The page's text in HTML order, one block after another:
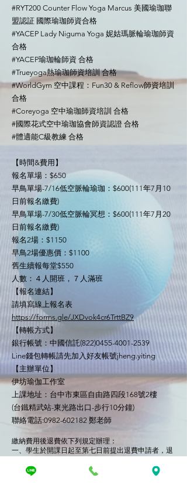
#RYT200 Counter Flow Yoga Marcus 美國瑜珈聯
盟認証 國際瑜珈師資合格
#YACEP Lady Niguma Yoga 妮姑瑪脈輪瑜珈師資
合格
#YACEP瑜珈輪師資 合格
#Trueyoga熱瑜珈師資培訓 合格
#WorldGym 空中課程：Fun30 & Reflow師資培訓
合格
#Coreyoga 空中瑜珈師資培訓 合格
#國際花式空中瑜珈協會師資認證 合格
#體適能C級教練 合格
【時間&費用】
報名單場：$650
早鳥單場-7/16低空脈輪瑜珈：$600(111年7月10
日前報名繳費)
早鳥單場-7/30低空脈輪冥想：$600(111年7月20
日前報名繳費)
報名2場：$1150
早鳥2場優惠價：$1100
舊生續報每堂$550
人數：４人開班，７人滿班
【報名連結】
請填寫線上報名表
https://forms.gle/JXDvok4cr6TrttBZ9
【轉帳方式】
銀行帳號：中國信託(822)0455-4001-2539
Line錢包轉帳請先加入好友帳號jheng.yiting
【主辦單位】
伊坊瑜伽工作室
上課地址：台中市東區自由路四段168號2樓
(台鐵精武站-東光路出口-步行10分鐘)
聯絡電話:0982-602182 鄭老師
繳納費用後退費依下列規定辦理：
一、學生於開課日起至第七日前提出退費申請者，退
二、學生於開課日起至第三日前提出退費申請者，退
還當期開班約定繳納費用總額50%。